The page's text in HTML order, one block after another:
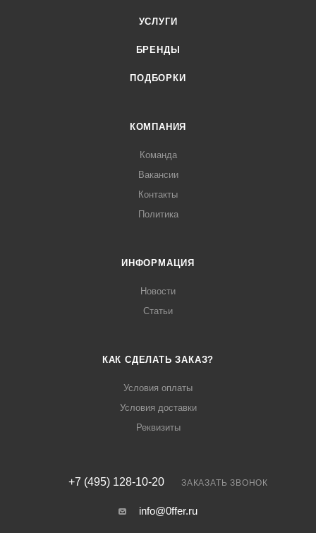
УСЛУГИ
БРЕНДЫ
ПОДБОРКИ
КОМПАНИЯ
Команда
Вакансии
Контакты
Политика
ИНФОРМАЦИЯ
Новости
Статьи
КАК СДЕЛАТЬ ЗАКАЗ?
Условия оплаты
Условия доставки
Реквизиты
+7 (495) 128-10-20 ЗАКАЗАТЬ ЗВОНОК
info@0ffer.ru